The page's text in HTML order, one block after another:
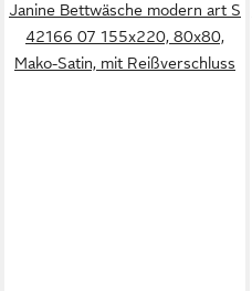
Janine Bettwäsche modern art S
42166 07 155x220, 80x80,
Mako-Satin, mit Reißverschluss